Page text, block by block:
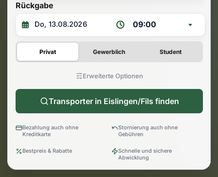
Rückgabe
09:00
Privat Gewerblich Student
Erweiterte Optionen
Transporter in Eislingen/Fils finden
Bezahlung auch ohne
Kreditkarte
Stornierung auch ohne
Gebühren
Bestpreis & Rabatte
Schnelle und sichere
Abwicklung